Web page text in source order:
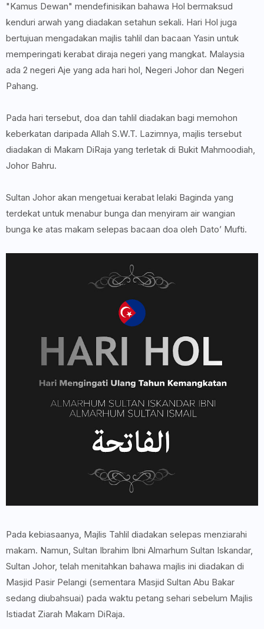
"Kamus Dewan" mendefinisikan bahawa Hol bermaksud
kenduri arwah yang diadakan setahun sekali. Hari Hol juga
bertujuan mengadakan majlis tahlil dan bacaan Yasin untuk
memperingati kerabat diraja negeri yang mangkat. Malaysia
ada 2 negeri Aje yang ada hari hol, Negeri Johor dan Negeri
Pahang.
Pada hari tersebut, doa dan tahlil diadakan bagi memohon
keberkatan daripada Allah S.W.T. Lazimnya, majlis tersebut
diadakan di Makam DiRaja yang terletak di Bukit Mahmoodiah,
Johor Bahru.
Sultan Johor akan mengetuai kerabat lelaki Baginda yang
terdekat untuk menabur bunga dan menyiram air wangian
bunga ke atas makam selepas bacaan doa oleh Dato’ Mufti.
Pada kebiasaanya, Majlis Tahlil diadakan selepas menziarahi
makam. Namun, Sultan Ibrahim Ibni Almarhum Sultan Iskandar,
Sultan Johor, telah menitahkan bahawa majlis ini diadakan di
Masjid Pasir Pelangi (sementara Masjid Sultan Abu Bakar
sedang diubahsuai) pada waktu petang sehari sebelum Majlis
Istiadat Ziarah Makam DiRaja.